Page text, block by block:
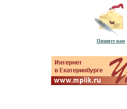
Пишите нам